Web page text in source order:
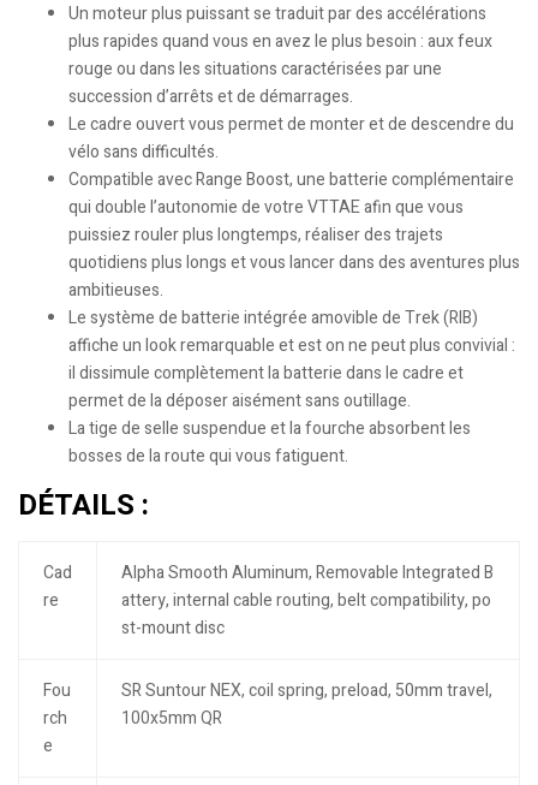
Un moteur plus puissant se traduit par des accélérations
plus rapides quand vous en avez le plus besoin : aux feux
rouge ou dans les situations caractérisées par une
succession d’arrêts et de démarrages.
Le cadre ouvert vous permet de monter et de descendre du
vélo sans difficultés.
Compatible avec Range Boost, une batterie complémentaire
qui double l’autonomie de votre VTTAE afin que vous
puissiez rouler plus longtemps, réaliser des trajets
quotidiens plus longs et vous lancer dans des aventures plus
ambitieuses.
Le système de batterie intégrée amovible de Trek (RIB)
affiche un look remarquable et est on ne peut plus convivial :
il dissimule complètement la batterie dans le cadre et
permet de la déposer aisément sans outillage.
La tige de selle suspendue et la fourche absorbent les
bosses de la route qui vous fatiguent.
DÉTAILS :
Cad
re
Alpha Smooth Aluminum, Removable Integrated B
attery, internal cable routing, belt compatibility, po
st-mount disc
Fou
rch
e
SR Suntour NEX, coil spring, preload, 50mm travel,
100x5mm QR